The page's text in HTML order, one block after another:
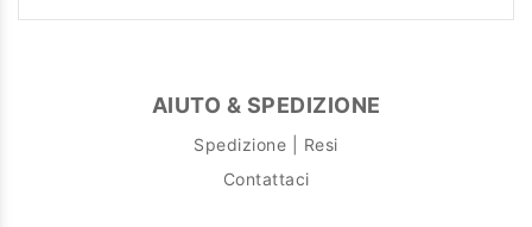
AIUTO & SPEDIZIONE
Spedizione | Resi
Contattaci